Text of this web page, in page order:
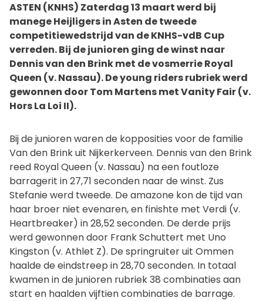
ASTEN (KNHS) Zaterdag 13 maart werd bij
manege Heijligers in Asten de tweede
competitiewedstrijd van de KNHS-vdB Cup
verreden. Bij de junioren ging de winst naar
Dennis van den Brink met de vosmerrie Royal
Queen (v. Nassau). De young riders rubriek werd
gewonnen door Tom Martens met Vanity Fair (v.
Hors La Loi II).
Bij de junioren waren de kopposities voor de familie
Van den Brink uit Nijkerkerveen. Dennis van den Brink
reed Royal Queen (v. Nassau) na een foutloze
barragerit in 27,71 seconden naar de winst. Zus
Stefanie werd tweede. De amazone kon de tijd van
haar broer niet evenaren, en finishte met Verdi (v.
Heartbreaker) in 28,52 seconden. De derde prijs
werd gewonnen door Frank Schuttert met Uno
Kingston (v. Athlet Z). De springruiter uit Ommen
haalde de eindstreep in 28,70 seconden. In totaal
kwamen in de junioren rubriek 38 combinaties aan
start en haalden vijftien combinaties de barrage.